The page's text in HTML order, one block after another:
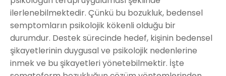
ilerlenebilmektedir. Çünkü bu bozukluk, bedensel
semptomların psikolojik kökenli olduğu bir
durumdur. Destek sürecinde hedef, kişinin bedensel
şikayetlerinin duygusal ve psikolojik nedenlerine
inmek ve bu şikayetleri yönetebilmektir. İşte